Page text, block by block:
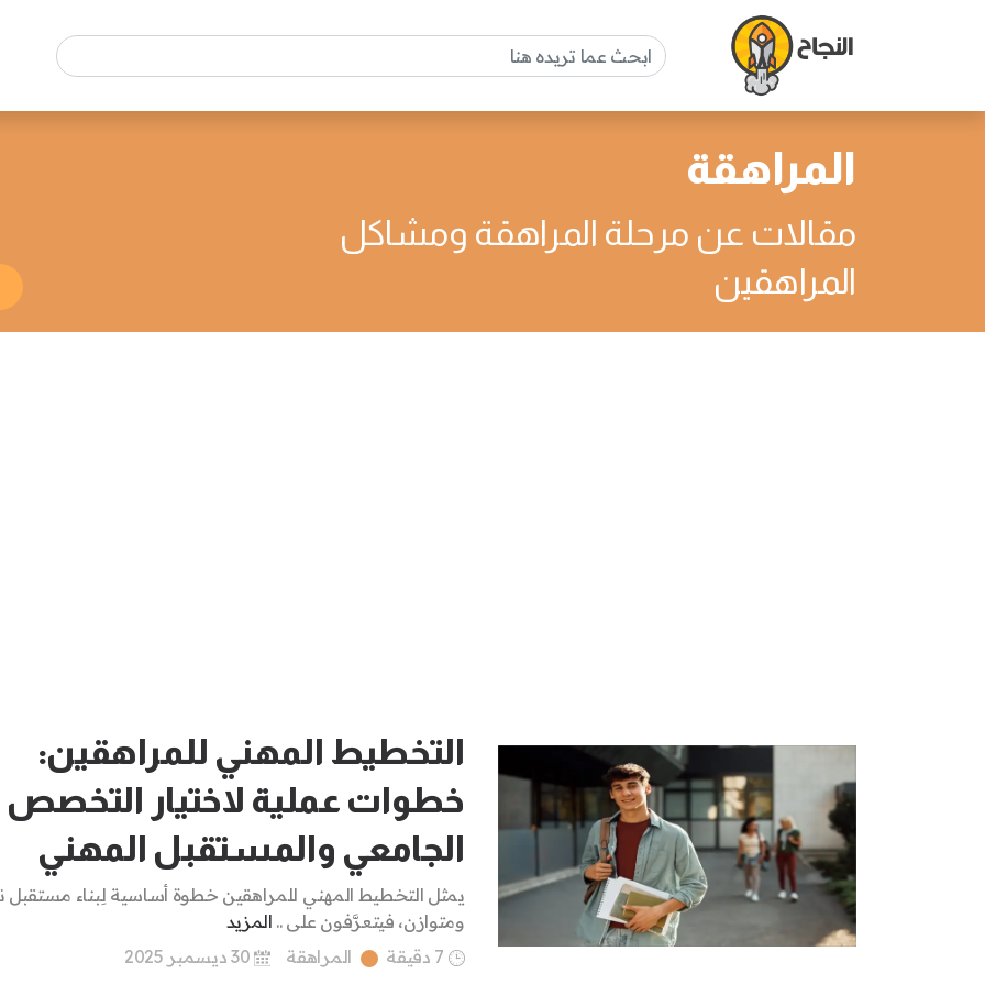
المراهقة
مقالات عن مرحلة المراهقة ومشاكل
المراهقين
التخطيط المهني للمراهقين:
خطوات عملية لاختيار التخصص
الجامعي والمستقبل المهني
يمثل التخطيط المهني للمراهقين خطوة أساسية لِبناء مستقبل
ومتوازن، فيتعرَّفون على .. المزيد
7 دقيقة
المراهقة 30 ديسمبر 2025